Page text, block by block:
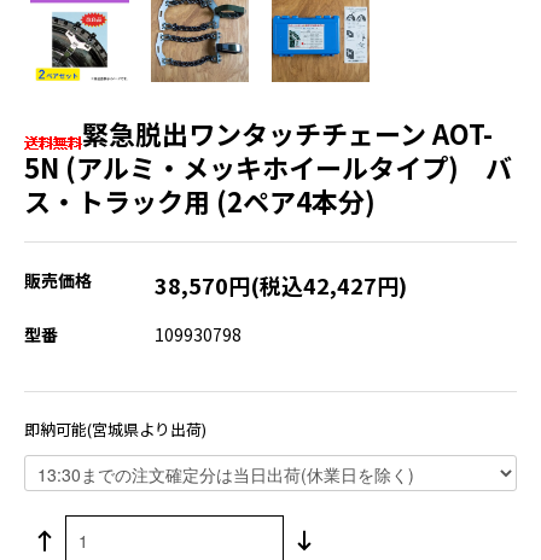
緊急脱出ワンタッチチェーン AOT-
5N (アルミ・メッキホイールタイプ) バ
ス・トラック用 (2ペア4本分)
販売価格 38,570円(税込42,427円)
型番 109930798
即納可能(宮城県より出荷)